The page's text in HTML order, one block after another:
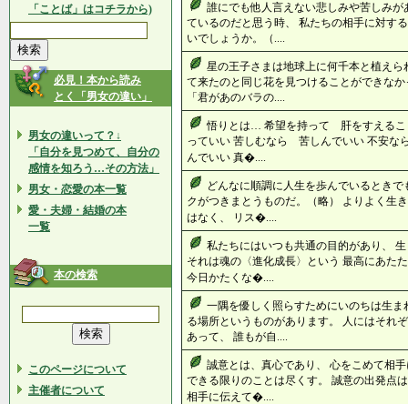
「ことば」はコチラから)
必見！本から読み
とく「男女の違い」
男女の違いって？↓
「自分を見つめて、自分の
感情を知ろう…その方法」
男女・恋愛の本一覧
愛・夫婦・結婚の本
一覧
本の検索
このページについて
主催者について
誰にでも他人言えない悲しみや苦しみ
ているのだと思う時、 私たちの相手に対す
いでしょうか。（....
星の王子さまは地球上に何千本と植え
て来たのと同じ花を見つけることができな
「君があのバラの....
悟りとは… 希望を持って 肝をすえる
っていい 苦しむなら 苦しんでいい 不安
んでいい 真�....
どんなに順調に人生を歩んでいるとき
クがつきまとうものだ。（略） よりよく生
はなく、 リス�....
私たちにはいつも共通の目的があり、
それは魂の〈進化成長〉という 最高にあた
今日かたくな�....
一隅を優しく照らすためにいのちは生
る場所というものがあります。 人にはそれ
あって、 誰もが自....
誠意とは、真心であり、 心をこめて相
できる限りのことは尽くす。 誠意の出発点
相手に伝えて�....